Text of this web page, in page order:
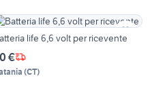
life 6,6 volt per ricevente
€
(CT)